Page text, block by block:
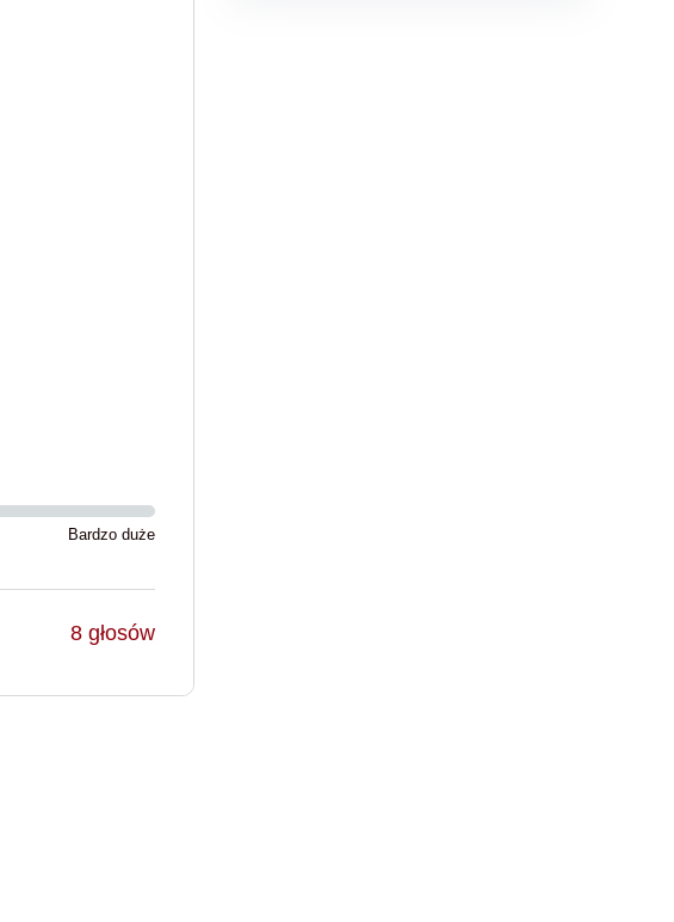
Bardzo duże
8 głosów